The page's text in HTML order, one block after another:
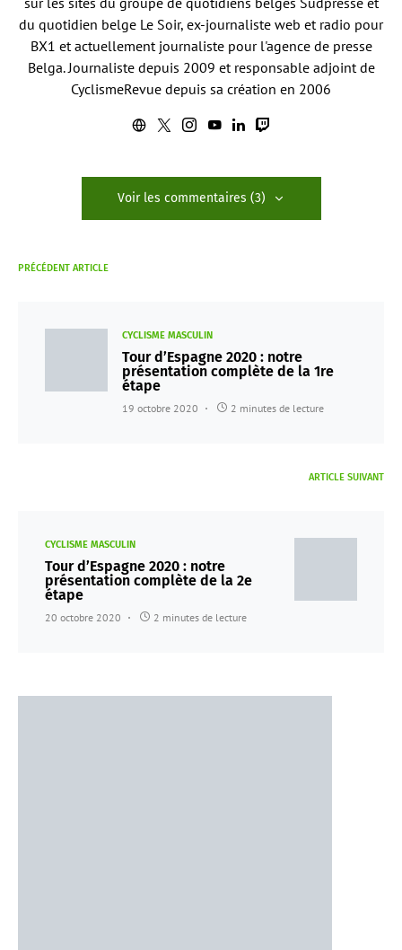
du quotidien belge Le Soir, ex-journaliste web et radio pour
BX1 et actuellement journaliste pour l'agence de presse
Belga. Journaliste depuis 2009 et responsable adjoint de
CyclismeRevue depuis sa création en 2006
Voir les commentaires (3)
PRÉCÉDENT ARTICLE
CYCLISME MASCULIN
Tour d’Espagne 2020 : notre
présentation complète de la 1re
étape
19 octobre 2020 2 minutes de lecture
ARTICLE SUIVANT
CYCLISME MASCULIN
Tour d’Espagne 2020 : notre
présentation complète de la 2e
étape
20 octobre 2020 2 minutes de lecture